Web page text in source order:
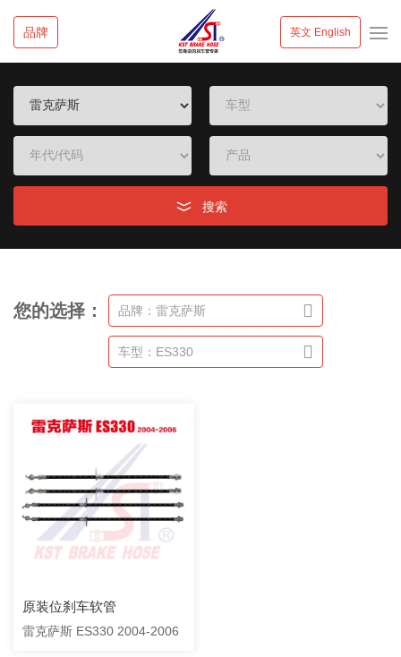
品牌 英文 English
搜索
您的选择： 品牌：雷克萨斯
车型：ES330
原装位刹车软管
雷克萨斯 ES330 2004-2006